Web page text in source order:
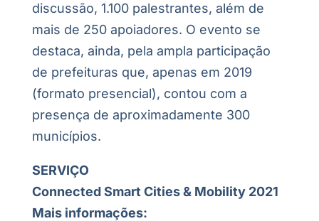
discussão, 1.100 palestrantes, além de
mais de 250 apoiadores. O evento se
destaca, ainda, pela ampla participação
de prefeituras que, apenas em 2019
(formato presencial), contou com a
presença de aproximadamente 300
municípios.
SERVIÇO
Connected Smart Cities & Mobility 2021
Mais informações: